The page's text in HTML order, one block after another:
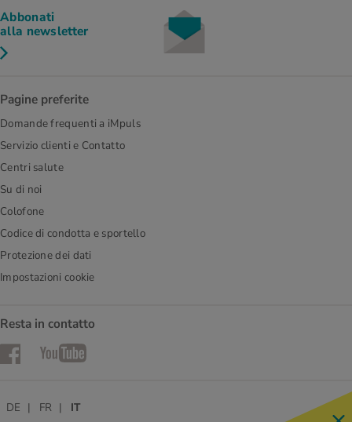
Abbonati
alla newsletter
Pagine preferite
Domande frequenti a iMpuls
Servizio clienti e Contatto
Centri salute
Su di noi
Colofone
Codice di condotta e sportello
Protezione dei dati
Impostazioni cookie
Resta in contatto
FacebookYouTube
DE FR IT